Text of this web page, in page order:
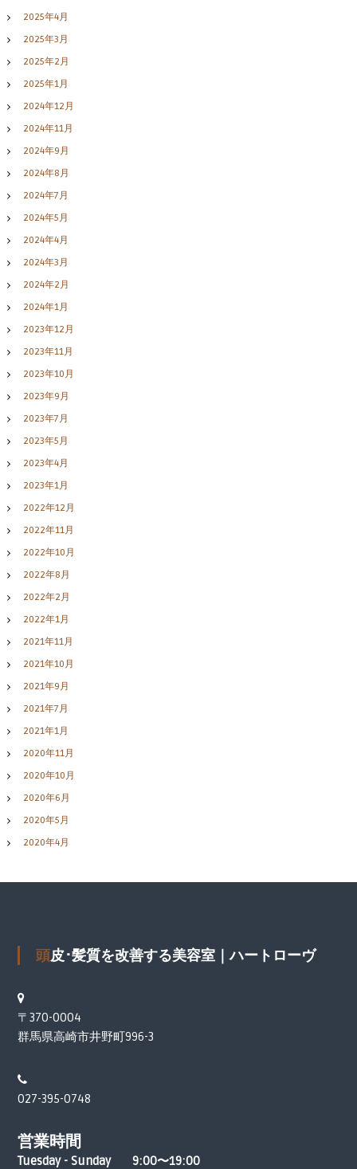
2025年4月
2025年3月
2025年2月
2025年1月
2024年12月
2024年11月
2024年9月
2024年8月
2024年7月
2024年5月
2024年4月
2024年3月
2024年2月
2024年1月
2023年12月
2023年11月
2023年10月
2023年9月
2023年7月
2023年5月
2023年4月
2023年1月
2022年12月
2022年11月
2022年10月
2022年8月
2022年2月
2022年1月
2021年11月
2021年10月
2021年9月
2021年7月
2021年1月
2020年11月
2020年10月
2020年6月
2020年5月
2020年4月
頭皮･髪質を改善する美容室｜ハートローヴ
〒370-0004
群馬県高崎市井野町996-3
027-395-0748
営業時間
Tuesday - Sunday 9:00〜19:00